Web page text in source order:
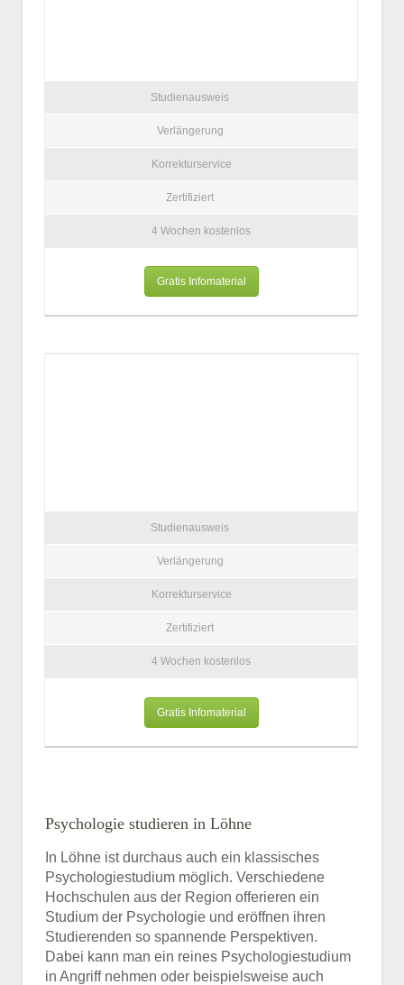
Studienausweis
Verlängerung
Korrekturservice
Zertifiziert
4 Wochen kostenlos
Gratis Infomaterial
Studienausweis
Verlängerung
Korrekturservice
Zertifiziert
4 Wochen kostenlos
Gratis Infomaterial
Psychologie studieren in Löhne
In Löhne ist durchaus auch ein klassisches
Psychologiestudium möglich. Verschiedene
Hochschulen aus der Region offerieren ein
Studium der Psychologie und eröffnen ihren
Studierenden so spannende Perspektiven.
Dabei kann man ein reines Psychologiestudium
in Angriff nehmen oder beispielsweise auch